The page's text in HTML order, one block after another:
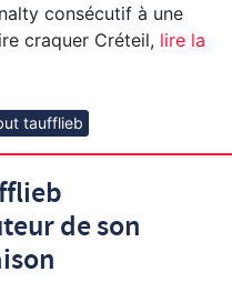
consécutif à une
craquer Créteil, lire la
taufflieb
de son